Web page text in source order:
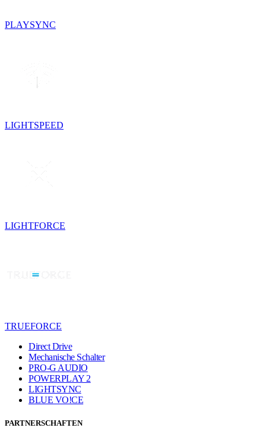
PLAYSYNC
LIGHTSPEED
LIGHTFORCE
TRUEFORCE
Direct Drive
Mechanische Schalter
PRO-G AUDIO
POWERPLAY 2
LIGHTSYNC
BLUE VO!CE
PARTNERSCHAFTEN